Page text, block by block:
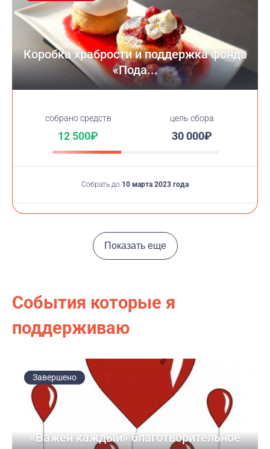
Коробка храбрости и поддержка фонда
«Пода...
cобрано средств
12 500₽
цель сбора
30 000₽
Собрать до 10 марта 2023 года
Показать еще
События которые я
поддерживаю
Завершено
«Важен каждый» благотворительное